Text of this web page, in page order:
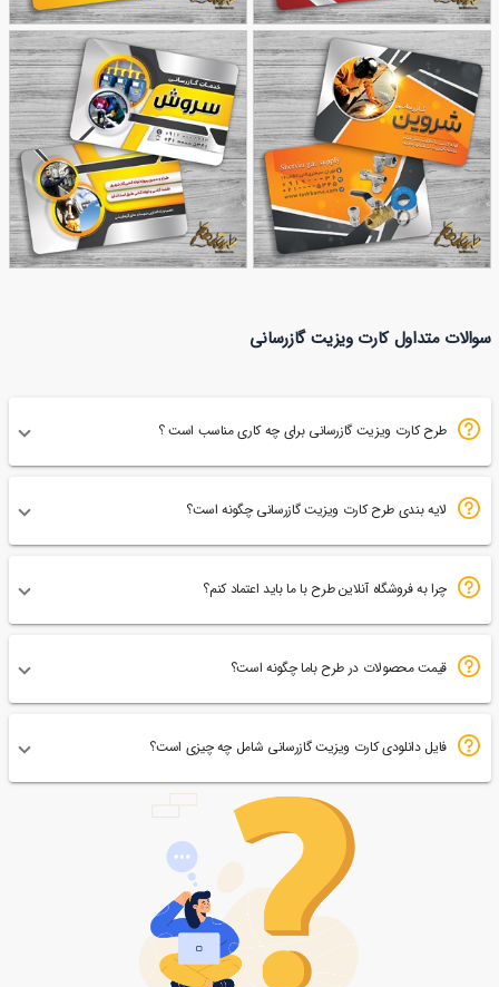
کارت ویزیت گازرسانی
ماهان
93
کارت ویزیت گازرسانی
ایمن
99
شروین
سوالات متداول کارت ویزیت گازرسانی
طرح کارت ویزیت گازرسانی برای چه کاری مناسب است ؟
لایه بندی طرح کارت ویزیت گازرسانی چگونه است؟
چرا به فروشگاه آنلاین طرح با ما باید اعتماد کنم؟
قیمت محصولات در طرح باما چگونه است؟
فایل دانلودی کارت ویزیت گازرسانی شامل چه چیزی است؟